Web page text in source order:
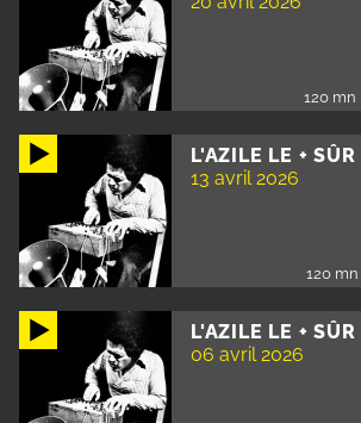
120 mn
L'AZILE LE + SÛR
13 avril 2026
120 mn
L'AZILE LE + SÛR
06 avril 2026